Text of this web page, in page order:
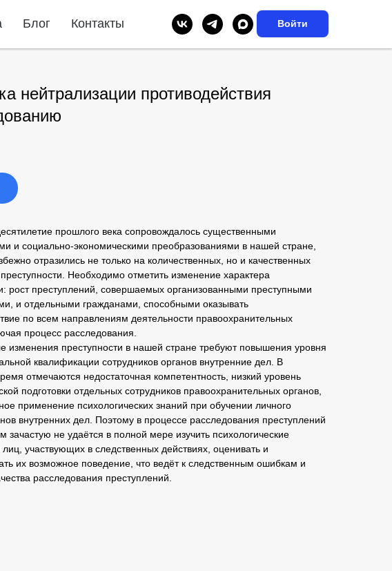
Блог Контакты Войти
нейтрализации противодействия
прошлого века сопровождалось существенными
и социально-экономическими преобразованиями в нашей стране,
отразились не только на количественных, но и качественных
преступности. Необходимо отметить изменение характера
рост преступлений, совершаемых организованными преступными
и отдельными гражданами, способными оказывать
по всем направлениям деятельности правоохранительных
процесс расследования.
изменения преступности в нашей стране требуют повышения уровня
квалификации сотрудников органов внутренние дел. В
отмечаются недостаточная компетентность, низкий уровень
подготовки отдельных сотрудников правоохранительных органов,
применение психологических знаний при обучении личного
внутренних дел. Поэтому в процессе расследования преступлений
зачастую не удаётся в полной мере изучить психологические
участвующих в следственных действиях, оценивать и
их возможное поведение, что ведёт к следственным ошибкам и
расследования преступлений.